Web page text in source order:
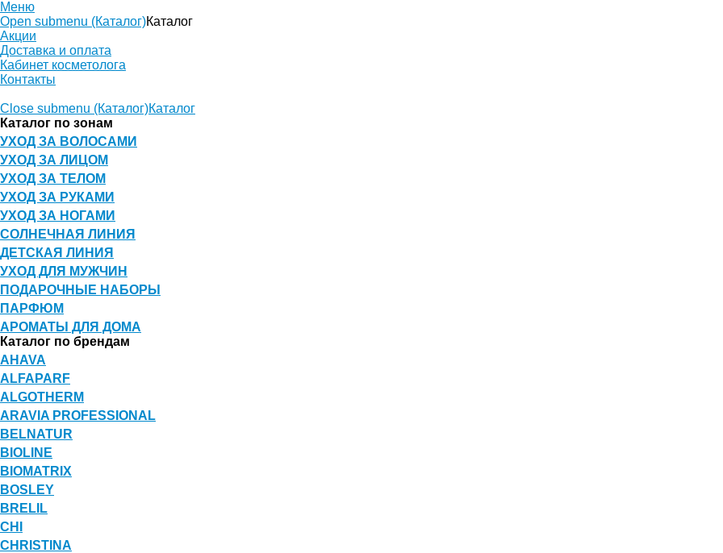
Меню
Open submenu (Каталог)Каталог
Акции
Доставка и оплата
Кабинет косметолога
Контакты
Close submenu (Каталог)Каталог
Каталог по зонам
УХОД ЗА ВОЛОСАМИ
УХОД ЗА ЛИЦОМ
УХОД ЗА ТЕЛОМ
УХОД ЗА РУКАМИ
УХОД ЗА НОГАМИ
СОЛНЕЧНАЯ ЛИНИЯ
ДЕТСКАЯ ЛИНИЯ
УХОД ДЛЯ МУЖЧИН
ПОДАРОЧНЫЕ НАБОРЫ
ПАРФЮМ
АРОМАТЫ ДЛЯ ДОМА
Каталог по брендам
AHAVA
ALFAPARF
ALGOTHERM
ARAVIA PROFESSIONAL
BELNATUR
BIOLINE
BIOMATRIX
BOSLEY
BRELIL
CHI
CHRISTINA